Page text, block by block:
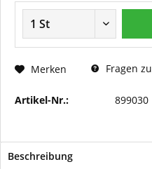
Merken Fragen
Artikel-Nr.: 899030
Beschreibung